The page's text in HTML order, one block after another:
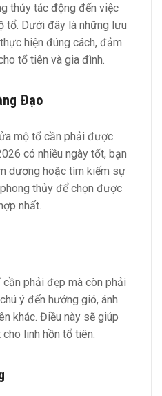
thủy tác động đến việc
tổ. Dưới đây là những lưu
hiện đúng cách, đảm
tổ tiên và gia đình.
Đạo
mộ tổ cần phải được
có nhiều ngày tốt, bạn
dương hoặc tìm kiếm sự
thủy để chọn được
nhất.
phải đẹp mà còn phải
ý đến hướng gió, ánh
khác. Điều này sẽ giúp
linh hồn tổ tiên.